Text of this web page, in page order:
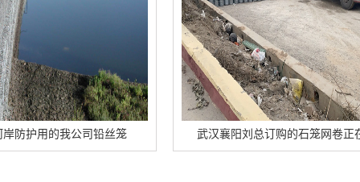
的我公司铅丝笼 武汉襄阳刘总订购的石笼网卷正在卸车